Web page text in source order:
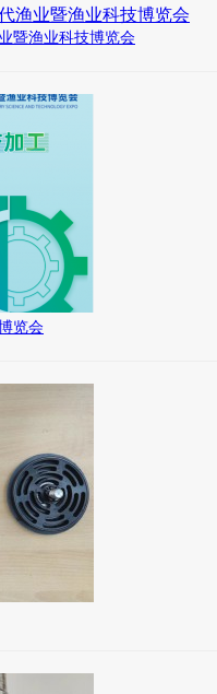
暨渔业科技博览会
览会